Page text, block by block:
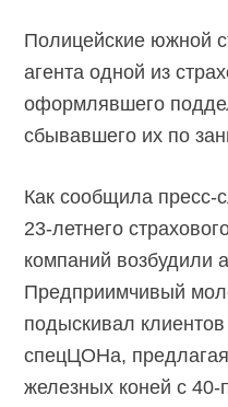
Полицейские южной
агента одной из
оформлявшего
сбывавшего их по
Как сообщила
23-летнего
компаний возбудили
Предприимчивый
подыскивал клиентов
спецЦОНа,
железных коней с 40-